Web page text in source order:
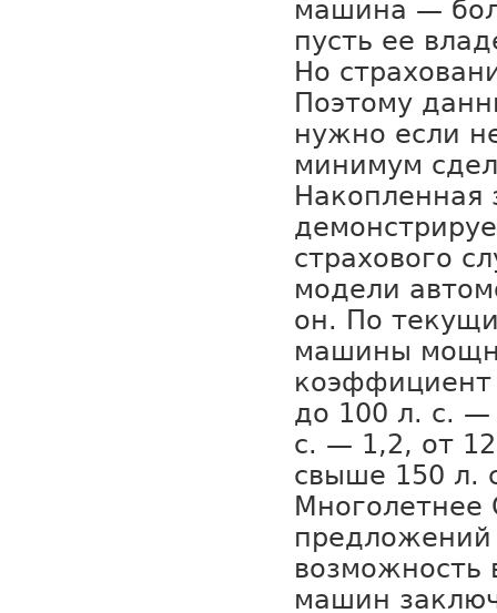
машина —
пусть ее
Но
Поэтому
нужно если
минимум
Накопленная
страхового
модели
он. По
машины
коэффициент
до 100 л. с. —
с. — 1,2, от
свыше 150 л.
возможность
машин